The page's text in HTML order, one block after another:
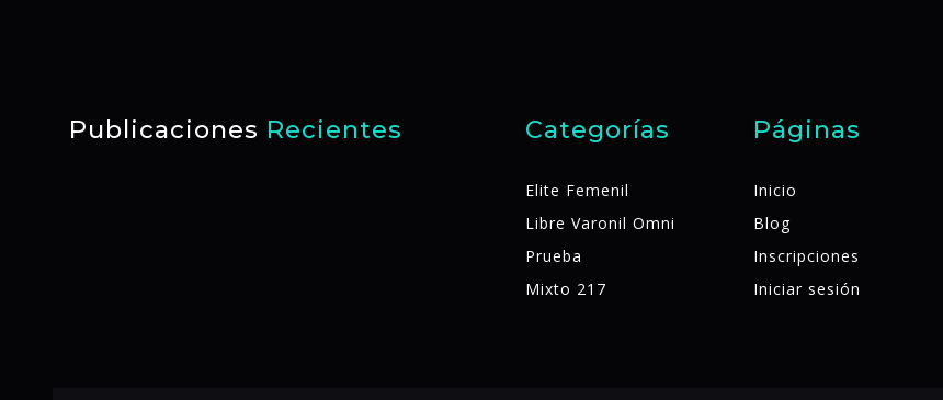
Publicaciones Recientes Categorías
Elite Femenil
Libre Varonil Omni
Prueba
Mixto 217
Páginas
Inicio
Blog
Inscripciones
Iniciar sesión